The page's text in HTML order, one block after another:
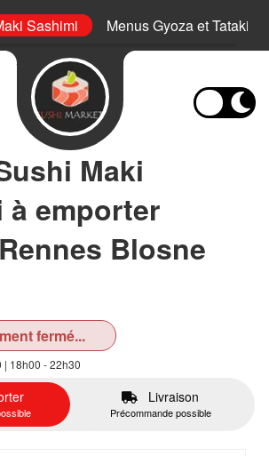
Sashimi Menus Gyoza et Tataki
Maki
à emporter
Blosne
fermé...
| 18h00 - 22h30
Livraison
Précommande possible